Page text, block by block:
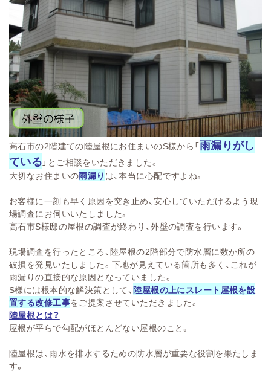
高石市の2階建ての陸屋根にお住まいのS様から「雨漏りがし
ている 」とご相談をいただきました。
大切なお住まいの雨漏り は、本当に心配ですよね。
お客様に一刻も早く原因を突き止め、安心していただけるよう現
場調査にお伺いいたしました。
高石市S様邸の屋根の調査が終わり、外壁の調査を行います。
現場調査を行ったところ、陸屋根の2階部分で防水層に数か所の
破損を発見いたしました。下地が見えている箇所も多く、これが
雨漏りの直接的な原因となっていました。
S様には根本的な解決策として、陸屋根の上にスレート屋根を設
置する改修工事をご提案させていただきました。
陸屋根とは？
屋根が平らで勾配がほとんどない屋根のこと。
陸屋根は、雨水を排水するための防水層が重要な役割を果たしま
す。